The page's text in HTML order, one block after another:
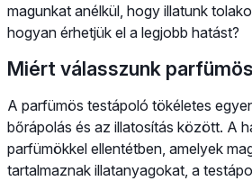
magunkat anélkül, hogy illatunk
hogyan érhetjük el a legjobb hatást?
Miért válasszunk
A parfümös testápoló tökéletes
bőrápolás és az illatosítás között. A
parfümökkel ellentétben, amelyek
tartalmaznak illatanyagokat, a